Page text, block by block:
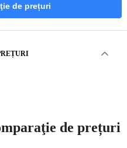
de prețuri
de prețuri